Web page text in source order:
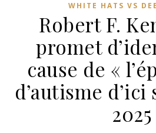
WHITE HATS VS
Robert F.
promet
cause de «
d’autisme
2025